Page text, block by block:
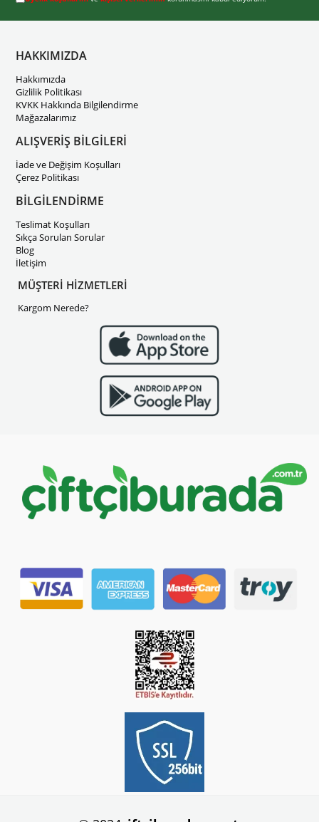
HAKKIMIZDA
Hakkımızda
Gizlilik Politikası
KVKK Hakkında Bilgilendirme
Mağazalarımız
ALIŞVERİŞ BİLGİLERİ
İade ve Değişim Koşulları
Çerez Politikası
BİLGİLENDİRME
Teslimat Koşulları
Sıkça Sorulan Sorular
Blog
İletişim
MÜŞTERİ HİZMETLERİ
Kargom Nerede?